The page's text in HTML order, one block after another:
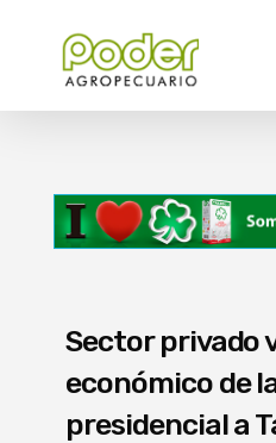
Sector privado
económico de
presidencial a